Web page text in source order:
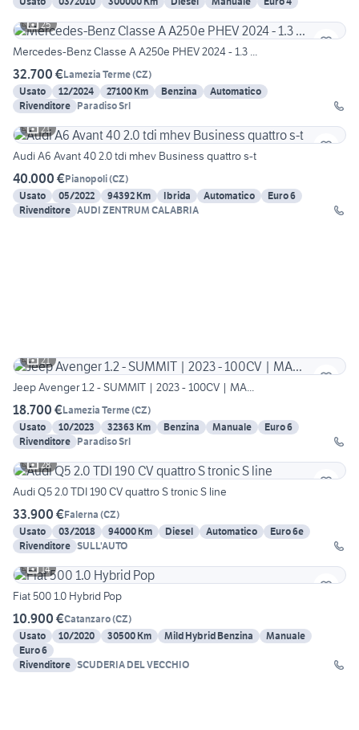
25
Mercedes-Benz Classe A A250e PHEV 2024 - 1.3 ...
32.700 €Lamezia Terme(CZ)
Usato
12/2024 27100 Km Benzina
Automatico
Rivenditore Paradiso Srl
21
Audi A6 Avant 40 2.0 tdi mhev Business quattro s-t
40.000 €Pianopoli(CZ)
Usato
05/2022 94392 Km Ibrida Automatico
Euro 6
Rivenditore AUDI ZENTRUM CALABRIA
21
Jeep Avenger 1.2 - SUMMIT | 2023 - 100CV | MA...
18.700 €Lamezia Terme(CZ)
Usato
10/2023 32363 Km Benzina Manuale
Euro 6
Rivenditore Paradiso Srl
28
Audi Q5 2.0 TDI 190 CV quattro S tronic S line
33.900 €Falerna (CZ)
Usato
03/2018 94000 Km Diesel Automatico
Euro 6e
Rivenditore SULL'AUTO
14
Fiat 500 1.0 Hybrid Pop
10.900 €Catanzaro(CZ)
Usato
10/2020 30500 Km Mild Hybrid Benzina
Manuale
Euro 6
Rivenditore SCUDERIA DEL VECCHIO